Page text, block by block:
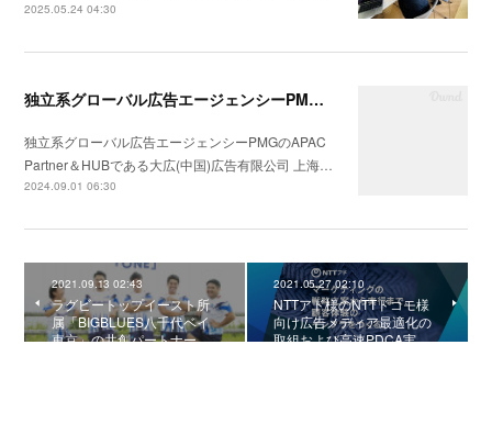
2025.05.24 04:30
独立系グローバル広告エージェンシーPMGのAPAC Partner＆HUBである大広(中国)広告有限公司 上海分公司会社の統合コミュニケーション戦略の構築支援を開始
独立系グローバル広告エージェンシーPMGのAPAC
Partner＆HUBである大広(中国)広告有限公司 上海…
2024.09.01 06:30
2021.09.13 02:43
ラグビートップイースト所
属「BIGBLUES八千代ベイ
東京」の共創パートナー…
2021.05.27 02:10
NTTアド様のNTTドコモ様
向け広告メディア最適化の
取組および高速PDCA実…